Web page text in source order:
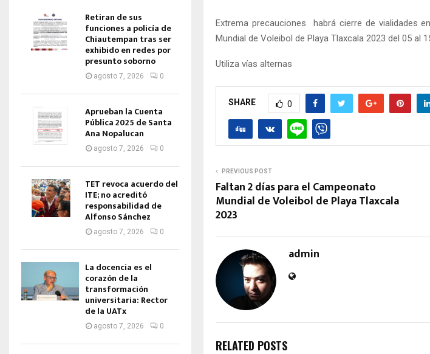
Extrema precauciones habrá cierre de vialidades
Mundial de Voleibol de Playa Tlaxcala 2023 del 05 al
Utiliza vías alternas
SHARE 0
PREVIOUS POST
Faltan 2 días para el Campeonato
Mundial de Voleibol de Playa Tlaxcala
2023
admin
RELATED POSTS
Retiran de sus
funciones a policía de
Chiautempan tras ser
exhibido en redes por
presunto soborno
agosto 7, 2026 0
Aprueban la Cuenta
Pública 2025 de Santa
Ana Nopalucan
agosto 7, 2026 0
TET revoca acuerdo del
ITE; no acreditó
responsabilidad de
Alfonso Sánchez
agosto 7, 2026 0
La docencia es el
corazón de la
transformación
universitaria: Rector
de la UATx
agosto 7, 2026 0